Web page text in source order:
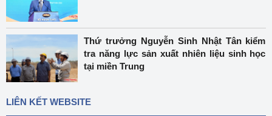
Thứ trưởng Nguyễn Sinh Nhật Tân kiểm
tra năng lực sản xuất nhiên liệu sinh học
tại miền Trung
LIÊN KẾT WEBSITE